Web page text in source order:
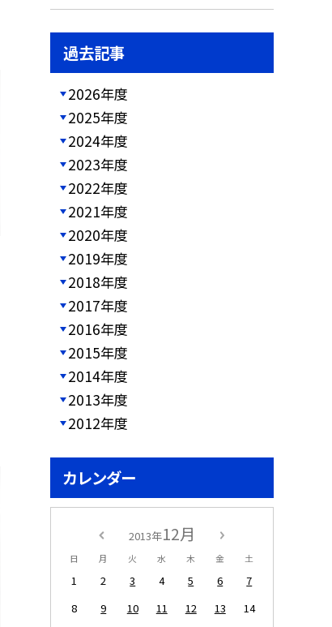
過去記事
2026年度
2025年度
2024年度
2023年度
2022年度
2021年度
2020年度
2019年度
2018年度
2017年度
2016年度
2015年度
2014年度
2013年度
2012年度
カレンダー
2013年12月
日 月 火 水 木 金 土
1 2 3 4 5 6
7
8
9 10 11 12 13
14